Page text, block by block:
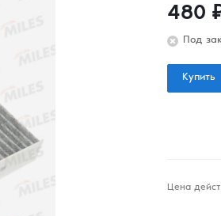
480
Под
Купить
Цена